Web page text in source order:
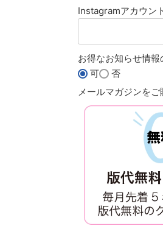
Instagramアカウン
お得なお知らせ情報
可
否
メールマガジンを